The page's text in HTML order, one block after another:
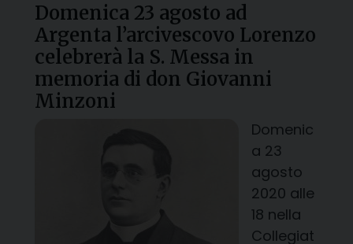
Domenica 23 agosto ad
Argenta l’arcivescovo Lorenzo
celebrerà la S. Messa in
memoria di don Giovanni
Minzoni
Domenic
a 23
agosto
2020 alle
18 nella
Collegiat